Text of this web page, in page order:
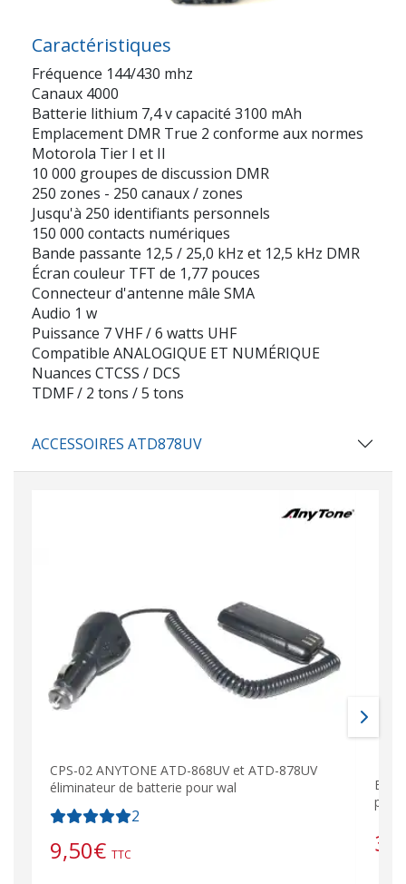
Caractéristiques
Fréquence 144/430 mhz
Canaux 4000
Batterie lithium 7,4 v capacité 3100 mAh
Emplacement DMR True 2 conforme aux normes
Motorola Tier I et II
10 000 groupes de discussion DMR
250 zones - 250 canaux / zones
Jusqu'à 250 identifiants personnels
150 000 contacts numériques
Bande passante 12,5 / 25,0 kHz et 12,5 kHz DMR
Écran couleur TFT de 1,77 pouces
Connecteur d'antenne mâle SMA
Audio 1 w
Puissance 7 VHF / 6 watts UHF
Compatible ANALOGIQUE ET NUMÉRIQUE
Nuances CTCSS / DCS
TDMF / 2 tons / 5 tons
ACCESSOIRES ATD878UV
CPS-02 ANYTONE ATD-868UV et ATD-878UV
éliminateur de batterie pour wal
2
9,50€ TTC
pour